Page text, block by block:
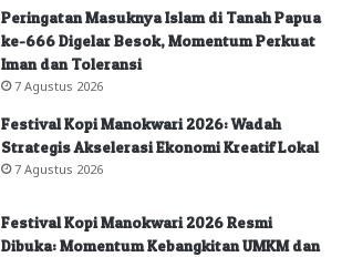
Peringatan Masuknya Islam di Tanah Papua
ke-666 Digelar Besok, Momentum Perkuat
Iman dan Toleransi
7 Agustus 2026
Festival Kopi Manokwari 2026: Wadah
Strategis Akselerasi Ekonomi Kreatif Lokal
7 Agustus 2026
Festival Kopi Manokwari 2026 Resmi
Dibuka: Momentum Kebangkitan UMKM dan